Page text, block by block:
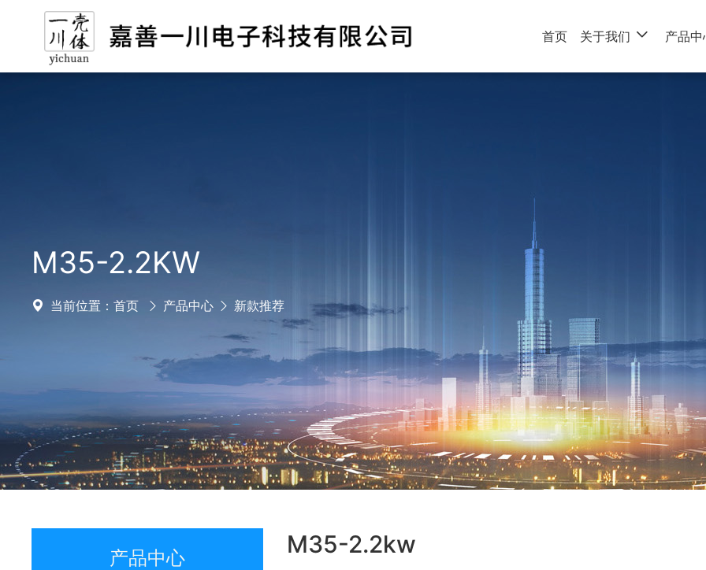
首页 关于我们 产品中
M35-2.2KW
当前位置：首页 产品中心 新款推荐
产品中心 M35-2.2kw